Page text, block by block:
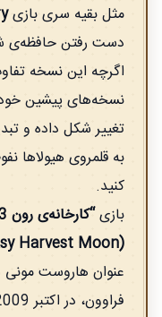
مثل بقیه سری بازی
دست رفتن
اگرچه این نسخه
نسخه‌های پیشین
تغییر شکل داده و
به قلمروی هیولاها
کنید.
بازی
(Rune Factory 3: A Fantasy Harvest Moon)
عنوان هاروست مونی
فراوون، در اکتبر 2009 توسط شرکت